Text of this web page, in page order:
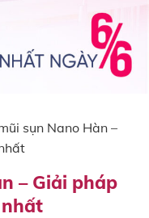
sụn Nano Hàn –
– Giải pháp